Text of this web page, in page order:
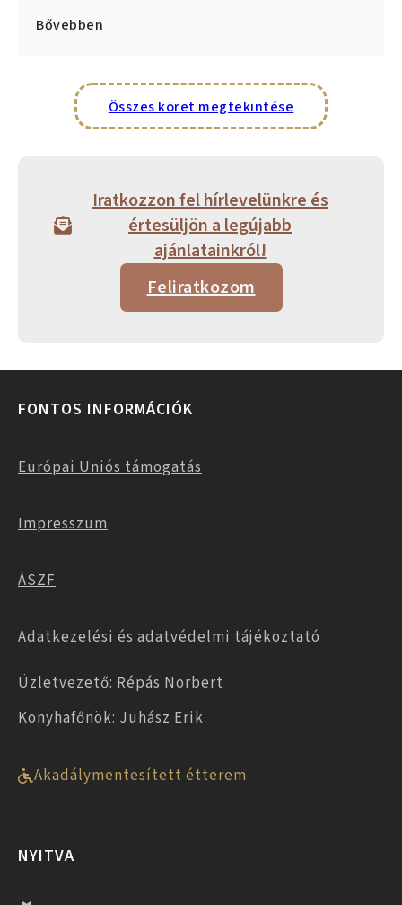
Bővebben
Összes köret megtekintése
Iratkozzon fel hírlevelünkre és
értesüljön a legújabb
ajánlatainkról!
Feliratkozom
FONTOS INFORMÁCIÓK
Európai Uniós támogatás
Impresszum
ÁSZF
Adatkezelési és adatvédelmi tájékoztató
Üzletvezető: Répás Norbert
Konyhafőnök: Juhász Erik
Akadálymentesített étterem
NYITVA